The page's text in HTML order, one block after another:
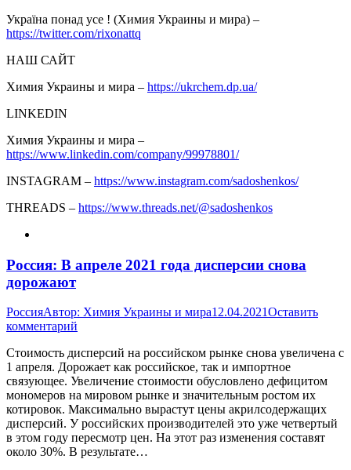
Україна понад усе ! (Химия Украины и мира) –
https://twitter.com/rixonattq
НАШ САЙТ
Химия Украины и мира – https://ukrchem.dp.ua/
LINKEDIN
Химия Украины и мира –
https://www.linkedin.com/company/99978801/
INSTAGRAM – https://www.instagram.com/sadoshenkos/
THREADS – https://www.threads.net/@sadoshenkos
Россия: В апреле 2021 года дисперсии снова
дорожают
РоссияАвтор: Химия Украины и мира12.04.2021Оставить
комментарий
Стоимость дисперсий на российском рынке снова увеличена с
1 апреля. Дорожает как российское, так и импортное
связующее. Увеличение стоимости обусловлено дефицитом
мономеров на мировом рынке и значительным ростом их
котировок. Максимально вырастут цены акрилсодержащих
дисперсий. У российских производителей это уже четвертый
в этом году пересмотр цен. На этот раз изменения составят
около 30%. В результате…